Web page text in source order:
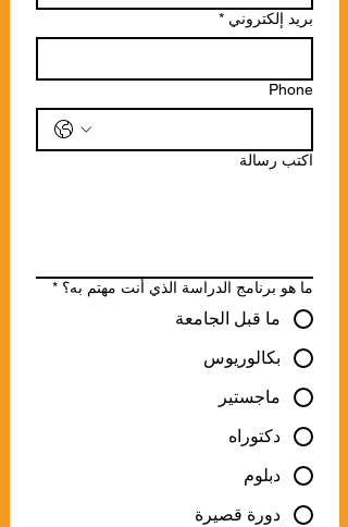
بريد إلكتروني *
Phone
اكتب رسالة
ما هو برنامج الدراسة الذي أنت مهتم به؟ *
ما قبل الجامعة
بكالوريوس
ماجستير
دكتوراه
دبلوم
دورة قصيرة